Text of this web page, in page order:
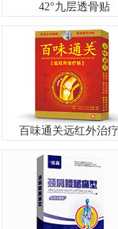
42°九层透骨贴
百味通关远红外治